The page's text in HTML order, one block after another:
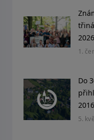
2026
1.
Do
2016
5.